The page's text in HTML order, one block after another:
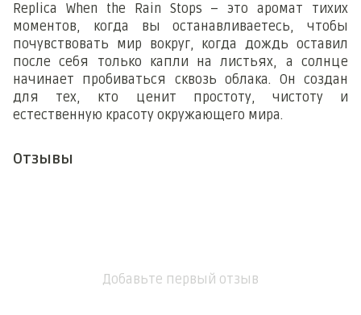
Replica When the Rain Stops – это аромат тихих
моментов, когда вы останавливаетесь, чтобы
почувствовать мир вокруг, когда дождь оставил
после себя только капли на листьях, а солнце
начинает пробиваться сквозь облака. Он создан
для тех, кто ценит простоту, чистоту и
естественную красоту окружающего мира.
Отзывы
Добавьте первый отзыв